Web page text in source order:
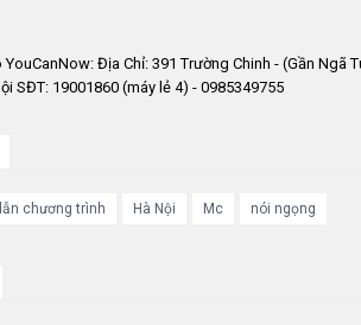
Địa Chỉ: 391 Trường Chinh - (Gần Ngã
SĐT: 19001860 (máy lẻ 4) - 0985349755
chương trình Hà Nội Mc nói ngọng